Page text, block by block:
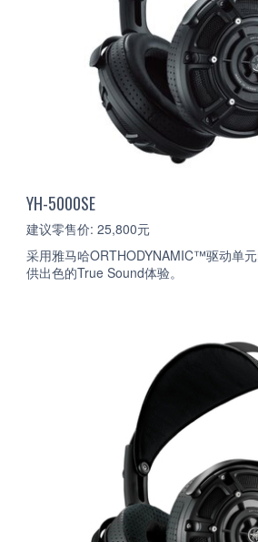
YH-5000SE
建议零售价: 25,800元
采用雅马哈ORTHODYNAMIC™驱动单
供出色的True Sound体验。